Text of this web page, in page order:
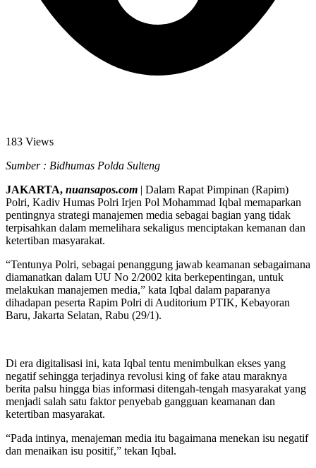
183 Views
Sumber : Bidhumas Polda Sulteng
JAKARTA, nuansapos.com | Dalam Rapat Pimpinan (Rapim)
Polri, Kadiv Humas Polri Irjen Pol Mohammad Iqbal memaparkan
pentingnya strategi manajemen media sebagai bagian yang tidak
terpisahkan dalam memelihara sekaligus menciptakan kemanan dan
ketertiban masyarakat.
“Tentunya Polri, sebagai penanggung jawab keamanan sebagaimana
diamanatkan dalam UU No 2/2002 kita berkepentingan, untuk
melakukan manajemen media,” kata Iqbal dalam paparanya
dihadapan peserta Rapim Polri di Auditorium PTIK, Kebayoran
Baru, Jakarta Selatan, Rabu (29/1).
Di era digitalisasi ini, kata Iqbal tentu menimbulkan ekses yang
negatif sehingga terjadinya revolusi king of fake atau maraknya
berita palsu hingga bias informasi ditengah-tengah masyarakat yang
menjadi salah satu faktor penyebab gangguan keamanan dan
ketertiban masyarakat.
“Pada intinya, menajeman media itu bagaimana menekan isu negatif
dan menaikan isu positif,” tekan Iqbal.